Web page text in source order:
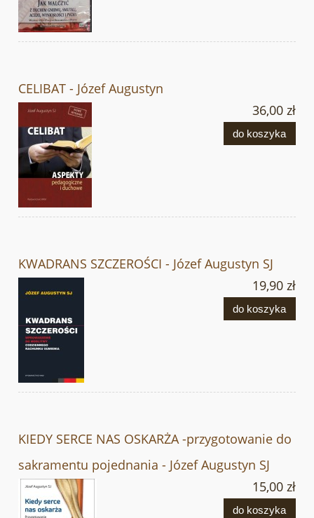
CELIBAT - Józef Augustyn
36,00 zł
do koszyka
KWADRANS SZCZEROŚCI - Józef Augustyn SJ
19,90 zł
do koszyka
KIEDY SERCE NAS OSKARŻA -przygotowanie do
sakramentu pojednania - Józef Augustyn SJ
15,00 zł
do koszyka